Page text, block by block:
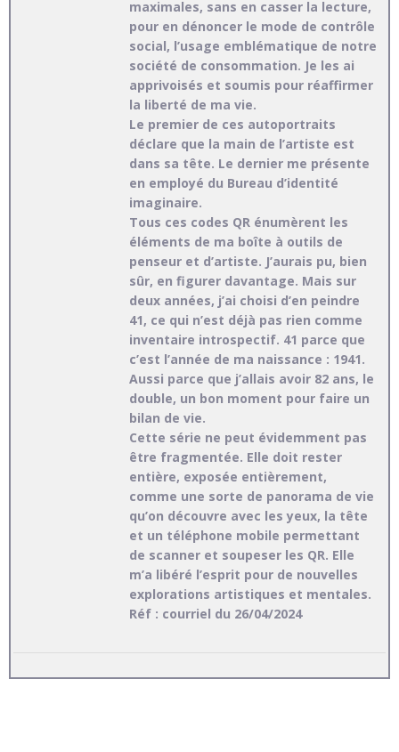
maximales, sans en casser la lecture,
pour en dénoncer le mode de contrôle
social, l’usage emblématique de notre
société de consommation. Je les ai
apprivoisés et soumis pour réaffirmer
la liberté de ma vie.
Le premier de ces autoportraits
déclare que la main de l’artiste est
dans sa tête. Le dernier me présente
en employé du Bureau d’identité
imaginaire.
Tous ces codes QR énumèrent les
éléments de ma boîte à outils de
penseur et d’artiste. J’aurais pu, bien
sûr, en figurer davantage. Mais sur
deux années, j’ai choisi d’en peindre
41, ce qui n’est déjà pas rien comme
inventaire introspectif. 41 parce que
c’est l’année de ma naissance : 1941.
Aussi parce que j’allais avoir 82 ans, le
double, un bon moment pour faire un
bilan de vie.
Cette série ne peut évidemment pas
être fragmentée. Elle doit rester
entière, exposée entièrement,
comme une sorte de panorama de vie
qu’on découvre avec les yeux, la tête
et un téléphone mobile permettant
de scanner et soupeser les QR. Elle
m’a libéré l’esprit pour de nouvelles
explorations artistiques et mentales.
Réf : courriel du 26/04/2024